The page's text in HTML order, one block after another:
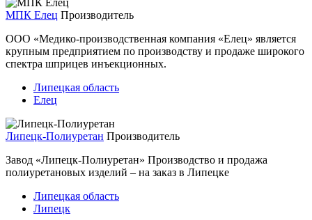
МПК Елец Производитель
ООО «Медико-производственная компания «Елец» является
крупным предприятием по производству и продаже широкого
спектра шприцев инъекционных.
Липецкая область
Елец
Липецк-Полиуретан Производитель
Завод «Липецк-Полиуретан» Производство и продажа
полиуретановых изделий – на заказ в Липецке
Липецкая область
Липецк